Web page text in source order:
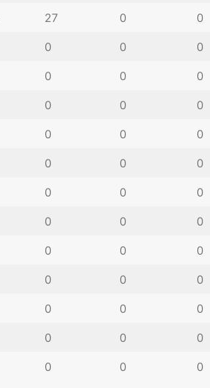
27 0 0
0 0 0
0 0 0
0 0 0
0 0 0
0 0 0
0 0 0
0 0 0
0 0 0
0 0 0
0 0 0
0 0 0
0 0 0